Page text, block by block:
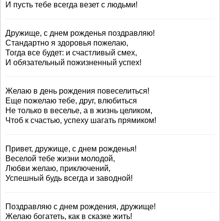
И пусть тебе всегда везет с людьми!
Дружище, с днем рожденья поздравляю!
Стандартно я здоровья пожелаю,
Тогда все будет: и счастливый смех,
И обязательный пожизненный успех!
Желаю в день рождения повеселиться!
Еще пожелаю тебе, друг, влюбиться
Не только в веселье, а в жизнь целиком,
Чтоб к счастью, успеху шагать прямиком!
Привет, дружище, с днем рожденья!
Веселой тебе жизни молодой,
Любви желаю, приключений,
Успешный будь всегда и заводной!
Поздравляю с днем рождения, дружище!
Желаю богатеть, как в сказке жить!